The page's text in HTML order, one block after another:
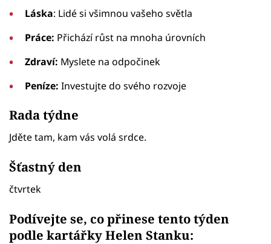
Láska: Lidé si všimnou vašeho světla
Práce: Přichází růst na mnoha úrovních
Zdraví: Myslete na odpočinek
Peníze: Investujte do svého rozvoje
Rada týdne
Jděte tam, kam vás volá srdce.
Šťastný den
čtvrtek
Podívejte se, co přinese tento týden
podle kartářky Helen Stanku: